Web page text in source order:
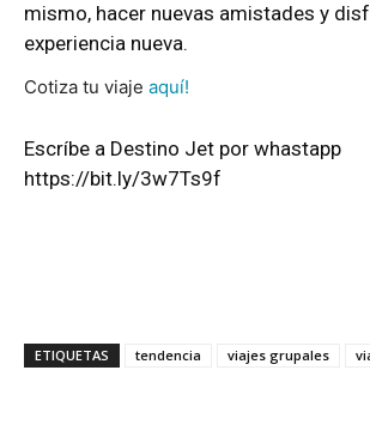
mismo, hacer nuevas amistades y
experiencia nueva.
Cotiza tu viaje aquí!
Escríbe a Destino Jet por whastapp
https://bit.ly/3w7Ts9f
ETIQUETAS tendencia viajes grupales